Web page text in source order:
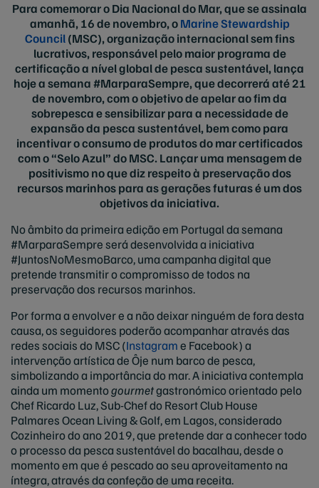
Para comemorar o Dia Nacional do Mar, que se assinala
amanhã, 16 de novembro, oMarine Stewardship
Council(MSC),organização internacional sem fins
lucrativos, responsável pelo maior programa de
certificação a nível global de pesca sustentável,lança
hoje a semana #MarparaSempre, que decorrerá até 21
de novembro, com o objetivo de apelar ao fim da
sobrepesca e sensibilizar para a necessidade de
expansão da pesca sustentável, bem como para
incentivar o consumo de produtos do mar certificados
com o “Selo Azul” do MSC. Lançar uma mensagem de
positivismo no que diz respeito à preservação dos
recursos marinhos para as gerações futuras é um dos
objetivos da iniciativa.
No âmbito da primeira edição em Portugal da semana
#MarparaSempre será desenvolvida a iniciativa
#JuntosNoMesmoBarco, uma campanha digital que
pretende transmitir o compromisso de todos na
preservação dos recursos marinhos.
Por forma a envolver e a não deixar ninguém de fora desta
causa, os seguidores poderão acompanhar através das
redes sociais do MSC (Instagrame Facebook) a
intervenção artística de Ôje num barco de pesca,
simbolizando a importância do mar. A iniciativa contempla
ainda um momentogourmetgastronómico orientado pelo
Chef Ricardo Luz, Sub-Chef do Resort Club House
Palmares Ocean Living & Golf, em Lagos, considerado
Cozinheiro do ano 2019, que pretende dar a conhecer todo
o processo da pesca sustentável do bacalhau, desde o
momento em que é pescado ao seu aproveitamento na
íntegra, através da confeção de uma receita.